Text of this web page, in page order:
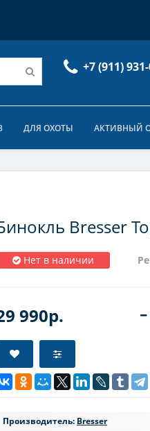
+7 (911)
ДЛЯ ОХОТЫ АКТИВНЫЙ
Bresser
Нет в наличии
990р.
Производитель: Bresser